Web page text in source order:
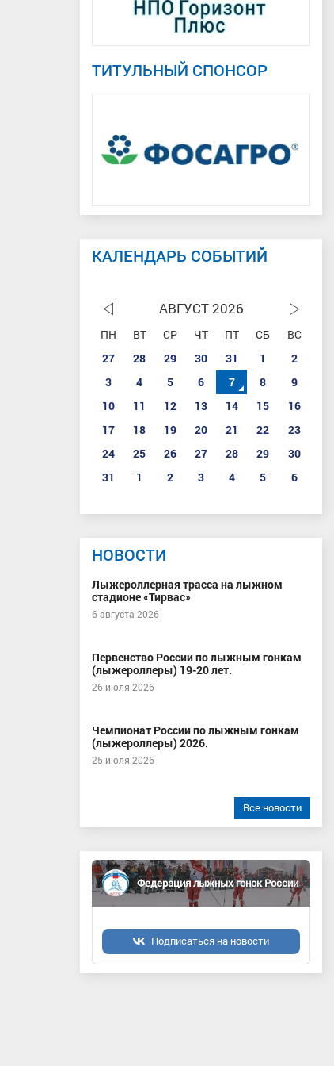
ТИТУЛЬНЫЙ СПОНСОР
КАЛЕНДАРЬ СОБЫТИЙ
АВГУСТ 2026
ПН ВТ СР ЧТ ПТ СБ
ВС
27
28 29 30 31 1
2
3
4 5 6 7 8
9
10
11 12 13 14 15
16
17
18 19 20 21 22
23
24
25 26 27 28 29
30
31
1 2 3 4 5 6
НОВОСТИ
Лыжероллерная трасса на лыжном
стадионе «Тирвас»
6 августа 2026
Первенство России по лыжным гонкам
(лыжероллеры) 19-20 лет.
26 июля 2026
Чемпионат России по лыжным гонкам
(лыжероллеры) 2026.
25 июля 2026
Все новости
Федерация лыжных гонок России
Подписаться на новости